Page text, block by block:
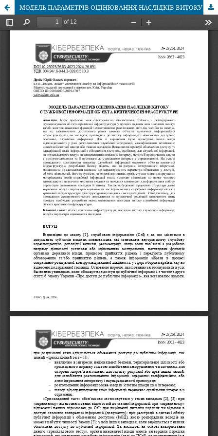
МОДЕЛЬ ПАРАМЕТРІВ ОЦІНЮВАННЯ НАСЛІДКІВ ВИТОКУ СЛУЖБОВОЇ ІНФОРМАЦІЇ ОБ’ЄКТА КРИТИЧНОЇ ІНФРАСТРУКТУРИ